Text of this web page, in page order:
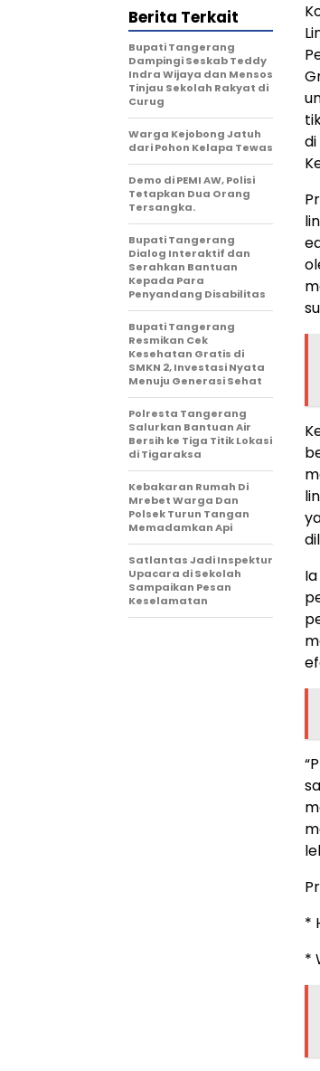
di
*
*
Berita Terkait
Bupati Tangerang
Dampingi Seskab Teddy
Indra Wijaya dan Mensos
Tinjau Sekolah Rakyat di
Curug
Warga Kejobong Jatuh
dari Pohon Kelapa Tewas
Demo di PEMI AW, Polisi
Tetapkan Dua Orang
Tersangka.
Bupati Tangerang
Dialog Interaktif dan
Serahkan Bantuan
Kepada Para
Penyandang Disabilitas
‎Bupati Tangerang
Resmikan Cek
Kesehatan Gratis di
SMKN 2, Investasi Nyata
Menuju Generasi Sehat
Polresta Tangerang
Salurkan Bantuan Air
Bersih ke Tiga Titik Lokasi
di Tigaraksa
Kebakaran Rumah Di
Mrebet Warga Dan
Polsek Turun Tangan
Memadamkan Api
Satlantas Jadi Inspektur
Upacara di Sekolah
Sampaikan Pesan
Keselamatan